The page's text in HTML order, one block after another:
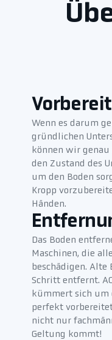
Wenn es darum
gründlichen
können wir genau
den Zustand des
um den Boden
Kropp
Händen.
Das Boden
Maschinen, die
beschädigen. Alte
Schritt entfernt.
kümmert sich um
perfekt
nicht nur
Geltung kommt!